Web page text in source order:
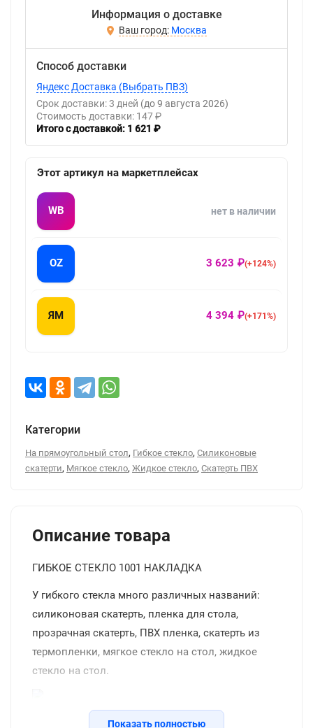
Информация о доставке
Москва
Способ доставки
Яндекс Доставка (Выбрать ПВЗ)
Срок доставки: 3 дней (до 9 августа 2026)
Стоимость доставки: 147 ₽
Итого с доставкой: 1 621 ₽
Этот артикул на маркетплейсах
WB нет в наличии
OZ 3 623 ₽(+124%)
ЯМ 4 394 ₽(+171%)
Категории
На прямоугольный стол, Гибкое стекло, Силиконовые
скатерти, Мягкое стекло, Жидкое стекло, Скатерть ПВХ
Описание товара
ГИБКОЕ СТЕКЛО 1001 НАКЛАДКА
У гибкого стекла много различных названий:
силиконовая скатерть, пленка для стола,
прозрачная скатерть, ПВХ пленка, скатерть из
термопленки, мягкое стекло на стол, жидкое
стекло на стол.
Силиконовая прозрачная скатерть -
Показать полностью